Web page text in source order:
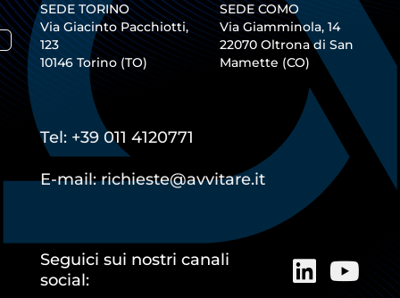
SEDE TORINO
Via Giacinto Pacchiotti,
123
10146 Torino(TO)
SEDE COMO
Via Giamminola, 14
22070 Oltrona di San
Mamette (CO)
Tel: +39 011 4120771
E-mail: richieste@avvitare.it
Seguici sui nostri canali
social: